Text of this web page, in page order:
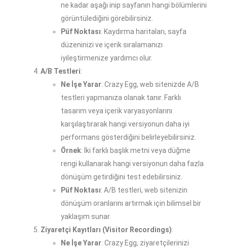
ne kadar aşağı inip sayfanın hangi bölümlerini
görüntülediğini görebilirsiniz.
Püf Noktası: Kaydırma haritaları, sayfa
düzeninizi ve içerik sıralamanızı
iyileştirmenize yardımcı olur.
A/B Testleri:
Ne İşe Yarar: Crazy Egg, web sitenizde A/B
testleri yapmanıza olanak tanır. Farklı
tasarım veya içerik varyasyonlarını
karşılaştırarak hangi versiyonun daha iyi
performans gösterdiğini belirleyebilirsiniz.
Örnek: İki farklı başlık metni veya düğme
rengi kullanarak hangi versiyonun daha fazla
dönüşüm getirdiğini test edebilirsiniz.
Püf Noktası: A/B testleri, web sitenizin
dönüşüm oranlarını artırmak için bilimsel bir
yaklaşım sunar.
Ziyaretçi Kayıtları (Visitor Recordings):
Ne İşe Yarar: Crazy Egg, ziyaretçilerinizi